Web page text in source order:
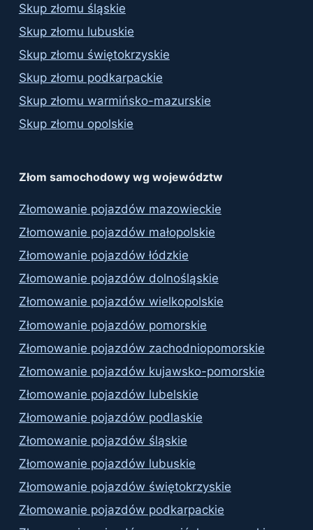
Skup złomu śląskie
Skup złomu lubuskie
Skup złomu świętokrzyskie
Skup złomu podkarpackie
Skup złomu warmińsko-mazurskie
Skup złomu opolskie
Złom samochodowy wg województw
Złomowanie pojazdów mazowieckie
Złomowanie pojazdów małopolskie
Złomowanie pojazdów łódzkie
Złomowanie pojazdów dolnośląskie
Złomowanie pojazdów wielkopolskie
Złomowanie pojazdów pomorskie
Złomowanie pojazdów zachodniopomorskie
Złomowanie pojazdów kujawsko-pomorskie
Złomowanie pojazdów lubelskie
Złomowanie pojazdów podlaskie
Złomowanie pojazdów śląskie
Złomowanie pojazdów lubuskie
Złomowanie pojazdów świętokrzyskie
Złomowanie pojazdów podkarpackie